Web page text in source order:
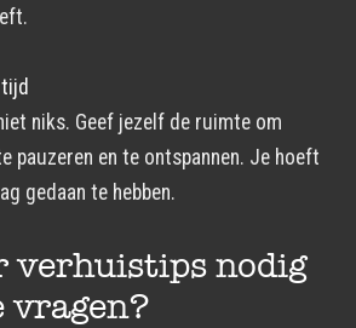
niks. Geef jezelf de ruimte om
pauzeren en te ontspannen. Je hoeft
gedaan te hebben.
verhuistips nodig
vragen?